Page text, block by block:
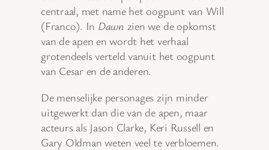
centraal, met name het oogpunt van Will
(Franco). In Dawn zien we de opkomst
van de apen en wordt het verhaal
grotendeels verteld vanuit het oogpunt
van Cesar en de anderen.
De menselijke personages zijn minder
uitgewerkt dan die van de apen, maar
acteurs als Jason Clarke, Keri Russell en
Gary Oldman weten veel te verbloemen.